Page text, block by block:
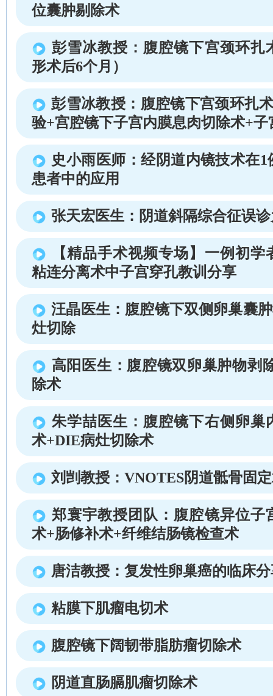
位囊肿剔除术
彭雪冰教授：腹腔镜下宫颈环扎
形术后6个月）
彭雪冰教授：腹腔镜下宫颈环扎
验+宫腔镜下子宫内膜息肉切除术+
史小雨医师：经阴道内镜技术在
患者中的应用
张天宏医生：阴道斜隔综合征误
【精品手术视频专场】一例初学
粘连分离术中子宫穿孔教训分享
汪晶医生：腹腔镜下双侧卵巢囊
灶切除
高阳医生：腹腔镜双卵巢肿物剥
除术
朱学喆医生：腹腔镜下右侧卵巢
术+DIE病灶切除术
刘剀教授：VNOTES阴道骶骨固
郑寰宇教授团队：腹腔镜异位子
术+肠修补术+纤维结肠镜检查术
唐洁教授：复发性卵巢癌的临床
粘膜下肌瘤电切术
腹腔镜下阔韧带脂肪瘤切除术
阴道直肠膈肌瘤切除术